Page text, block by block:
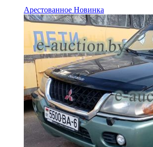
Арестованное Новинка